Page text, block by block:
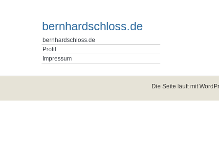
bernhardschloss.de
bernhardschloss.de
Profil
Impressum
Die Seite läuft mit